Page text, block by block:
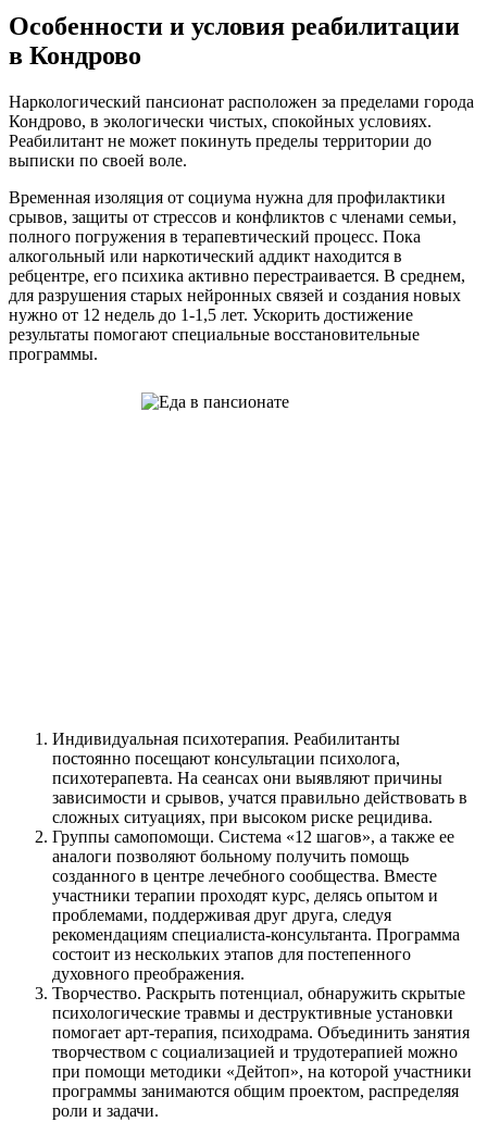
Особенности и условия реабилитации
в Кондрово
Наркологический пансионат расположен за пределами города
Кондрово, в экологически чистых, спокойных условиях.
Реабилитант не может покинуть пределы территории до
выписки по своей воле.
Временная изоляция от социума нужна для профилактики
срывов, защиты от стрессов и конфликтов с членами семьи,
полного погружения в терапевтический процесс. Пока
алкогольный или наркотический аддикт находится в
ребцентре, его психика активно перестраивается. В среднем,
для разрушения старых нейронных связей и создания новых
нужно от 12 недель до 1-1,5 лет. Ускорить достижение
результаты помогают специальные восстановительные
программы.
Индивидуальная психотерапия. Реабилитанты
постоянно посещают консультации психолога,
психотерапевта. На сеансах они выявляют причины
зависимости и срывов, учатся правильно действовать в
сложных ситуациях, при высоком риске рецидива.
Группы самопомощи. Система «12 шагов», а также ее
аналоги позволяют больному получить помощь
созданного в центре лечебного сообщества. Вместе
участники терапии проходят курс, делясь опытом и
проблемами, поддерживая друг друга, следуя
рекомендациям специалиста-консультанта. Программа
состоит из нескольких этапов для постепенного
духовного преображения.
Творчество. Раскрыть потенциал, обнаружить скрытые
психологические травмы и деструктивные установки
помогает арт-терапия, психодрама. Объединить занятия
творчеством с социализацией и трудотерапией можно
при помощи методики «Дейтоп», на которой участники
программы занимаются общим проектом, распределяя
роли и задачи.